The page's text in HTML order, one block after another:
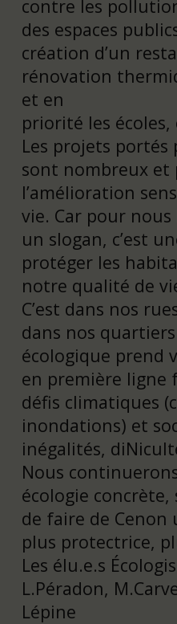
contre les
des espaces
création d’un
rénovation
et en
priorité les écoles,
Les projets portés
sont nombreux et
l’amélioration
vie. Car pour nous
un slogan, c’est
protéger les
notre qualité de
C’est dans nos
dans nos
écologique prend
en première ligne
défis climatiques
inondations) et
inégalités,
Nous
écologie concrète,
de faire de Cenon
plus protectrice,
Les élu.e.s
L.Péradon,
Lépine